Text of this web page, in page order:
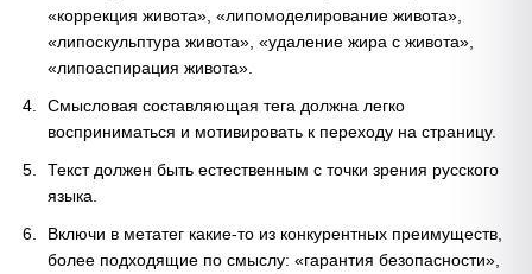
«коррекция живота», «липомоделирование живота»,
«липоскульптура живота», «удаление жира с живота»,
«липоаспирация живота».
Смысловая составляющая тега должна легко
восприниматься и мотивировать к переходу на страницу.
Текст должен быть естественным с точки зрения русского
языка.
Включи в метатег какие-то из конкурентных преимуществ,
более подходящие по смыслу: «гарантия безопасности»,